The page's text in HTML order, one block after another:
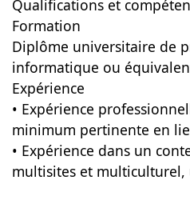
Qualifications et
Formation
Diplôme universitaire de
informatique ou
Expérience
• Expérience
minimum pertinente en
• Expérience dans un
multisites et multiculturel,